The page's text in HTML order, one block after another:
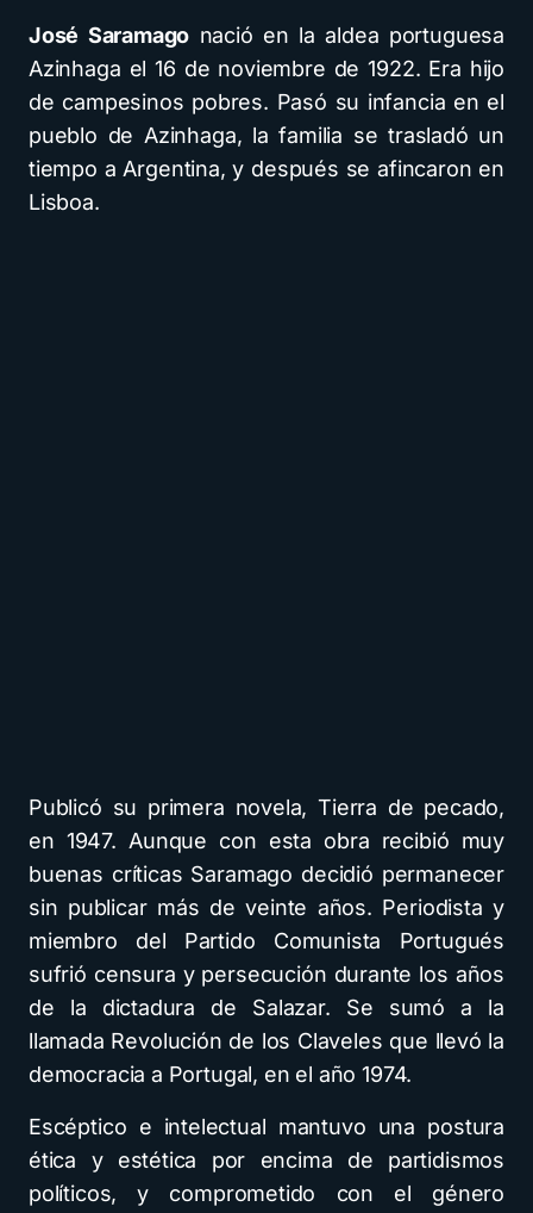
José Saramago nació en la aldea portuguesa
Azinhaga el 16 de noviembre de 1922. Era hijo
de campesinos pobres. Pasó su infancia en el
pueblo de Azinhaga, la familia se trasladó un
tiempo a Argentina, y después se afincaron en
Lisboa.
Publicó su primera novela, Tierra de pecado,
en 1947. Aunque con esta obra recibió muy
buenas críticas Saramago decidió permanecer
sin publicar más de veinte años. Periodista y
miembro del Partido Comunista Portugués
sufrió censura y persecución durante los años
de la dictadura de Salazar. Se sumó a la
llamada Revolución de los Claveles que llevó la
democracia a Portugal, en el año 1974.
Escéptico e intelectual mantuvo una postura
ética y estética por encima de partidismos
políticos, y comprometido con el género